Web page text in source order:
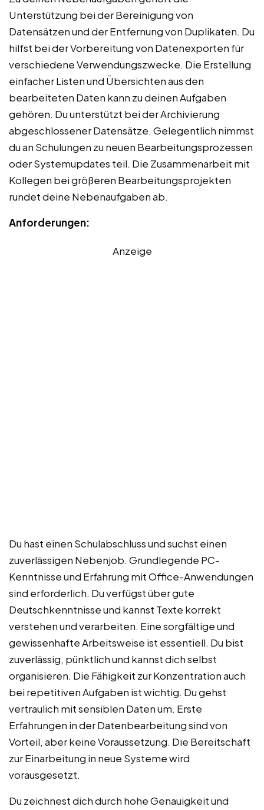
Unterstützung bei der Bereinigung von
Datensätzen und der Entfernung von Duplikaten. Du
hilfst bei der Vorbereitung von Datenexporten für
verschiedene Verwendungszwecke. Die Erstellung
einfacher Listen und Übersichten aus den
bearbeiteten Daten kann zu deinen Aufgaben
gehören. Du unterstützt bei der Archivierung
abgeschlossener Datensätze. Gelegentlich nimmst
du an Schulungen zu neuen Bearbeitungsprozessen
oder Systemupdates teil. Die Zusammenarbeit mit
Kollegen bei größeren Bearbeitungsprojekten
rundet deine Nebenaufgaben ab.
Anforderungen:
Anzeige
Du hast einen Schulabschluss und suchst einen
zuverlässigen Nebenjob. Grundlegende PC-
Kenntnisse und Erfahrung mit Office-Anwendungen
sind erforderlich. Du verfügst über gute
Deutschkenntnisse und kannst Texte korrekt
verstehen und verarbeiten. Eine sorgfältige und
gewissenhafte Arbeitsweise ist essentiell. Du bist
zuverlässig, pünktlich und kannst dich selbst
organisieren. Die Fähigkeit zur Konzentration auch
bei repetitiven Aufgaben ist wichtig. Du gehst
vertraulich mit sensiblen Daten um. Erste
Erfahrungen in der Datenbearbeitung sind von
Vorteil, aber keine Voraussetzung. Die Bereitschaft
zur Einarbeitung in neue Systeme wird
vorausgesetzt.
Du zeichnest dich durch hohe Genauigkeit und